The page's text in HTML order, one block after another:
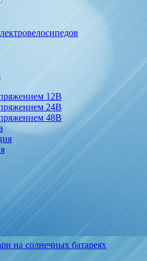
12В
24В
48В
на солнечных батареях